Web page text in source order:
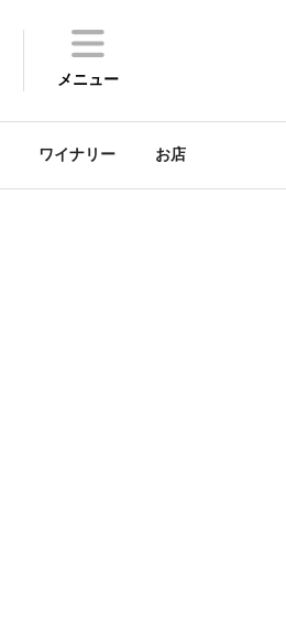
メニュー
ワイナリー お店